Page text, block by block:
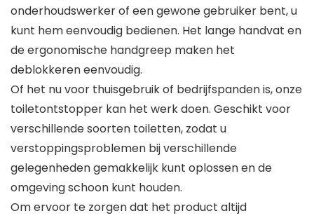
onderhoudswerker of een gewone gebruiker bent, u
kunt hem eenvoudig bedienen. Het lange handvat en
de ergonomische handgreep maken het
deblokkeren eenvoudig.
Of het nu voor thuisgebruik of bedrijfspanden is, onze
toiletontstopper kan het werk doen. Geschikt voor
verschillende soorten toiletten, zodat u
verstoppingsproblemen bij verschillende
gelegenheden gemakkelijk kunt oplossen en de
omgeving schoon kunt houden.
Om ervoor te zorgen dat het product altijd